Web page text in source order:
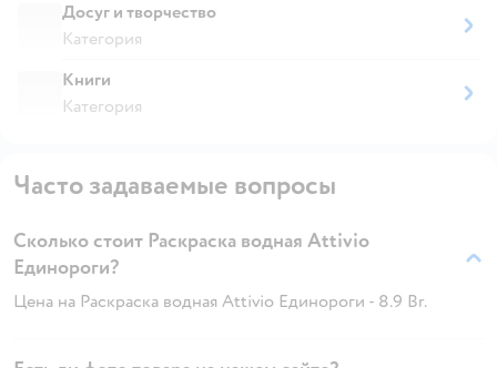
Досуг и творчество
Категория
Книги
Категория
Часто задаваемые вопросы
Сколько стоит Раскраска водная Attivio
Единороги?
Цена на Раскраска водная Attivio Единороги - 8.9 Br.